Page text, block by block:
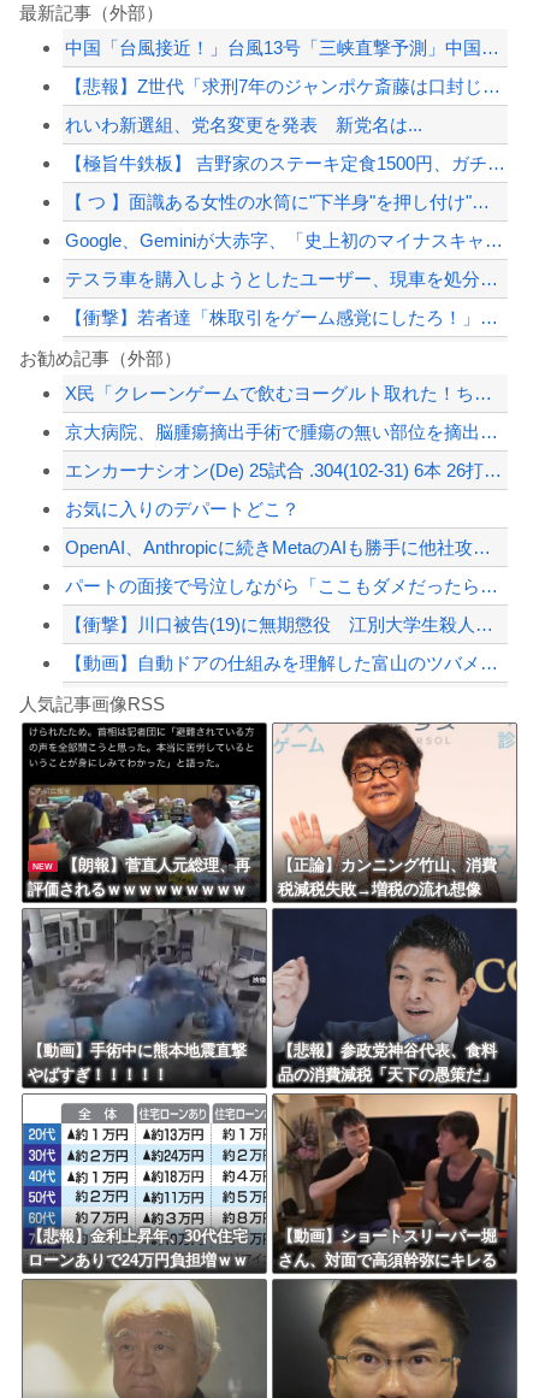
最新記事（外部）
中国「台風接近！」台風13号「三峡直撃予測」中国「上流大洪水！（三峡上流」中国都...
【悲報】Z世代「求刑7年のジャンポケ斎藤は口封じに被害者殺した方が量刑軽かっただ...
れいわ新選組、党名変更を発表 新党名は...
【極旨牛鉄板】 吉野家のステーキ定食1500円、ガチで美味そうｗｗｗ
【 つ 】面識ある女性の水筒に"下半身"を押し付け"使用不能"にした疑い 66歳...
Google、Geminiが大赤字、「史上初のマイナスキャッシュフロー」に陥る
テスラ車を購入しようとしたユーザー、現車を処分して代金を支払い、平日の納車日に予...
【衝撃】若者達「株取引をゲーム感覚にしたろ！」→結果
【悲報】コロオギ食を広めようとして倒産した人、全く諦めて居なかった
【動画】熊本県知事「ご遺族、被災者、自治体職員からメディアの報道に対し、極めて強...
「小泉やめろ！」→市民らが横浜駅前で大絶叫ｗｗｗｗｗｗｗｗ
【緊急速報】NYで警官が黒人男性の首を絞め、暴動第二波不可避へ
Powered by livedoor 相互RSS
お勧め記事（外部）
X民「クレーンゲームで飲むヨーグルト取れた！ちゃんと冷蔵庫で冷やされてたし問題な...
京大病院、脳腫瘍摘出手術で腫瘍の無い部位を摘出してしまう 手術ミスで50代女性患...
エンカーナシオン(De) 25試合 .304(102-31) 6本 26打点 出...
お気に入りのデパートどこ？
OpenAI、Anthropicに続きMetaのAIも勝手に他社攻撃 嘘ξけど何...
パートの面接で号泣しながら「ここもダメだったらもう食べていけないんです」って熱弁...
【衝撃】川口被告(19)に無期懲役 江別大学生殺人事件、19歳で取り返しのつかな...
【動画】自動ドアの仕組みを理解した富山のツバメが賢い。
花丸「善子ちゃんが寝てる……」
更新中止のお知らせ
海外「おめでとうタキ！」リヴァプール南野がバースデーゴール！！
Powered by livedoor 相互RSS
人気記事画像RSS
NEW
【朗報】菅直人元総理、再
評価されるｗｗｗｗｗｗｗｗｗ
ｗｗｗｗｗｗｗｗｗ
【正論】カンニング竹山、消費
税減税失敗→増税の流れ想像
「次誰が総理やりたいと思いま
【動画】手術中に熊本地震直撃
やばすぎ！！！！！
【悲報】参政党神谷代表、食料
品の消費減税「天下の愚策だ」
と批判ｗｗｗｗｗｗｗｗｗｗｗ
ｗ
【悲報】金利上昇年、30代住宅
ローンありで24万円負担増ｗｗ
ｗｗｗｗｗｗｗｗｗｗ
【動画】ショートスリーパー堀
さん、対面で高須幹弥にキレる
ｗｗｗｗｗｗｗｗｗ